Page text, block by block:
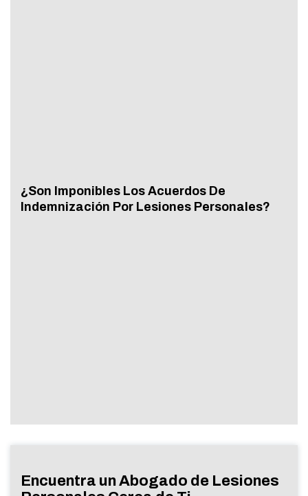
¿Son Imponibles Los Acuerdos De
Indemnización Por Lesiones Personales?
Encuentra un Abogado de Lesiones